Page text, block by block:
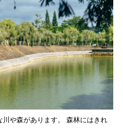
川や森があります。 森林にはきれ